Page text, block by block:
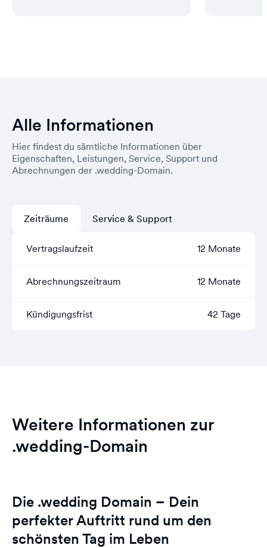
Alle Informationen
Hier findest du sämtliche Informationen über
Eigenschaften, Leistungen, Service, Support und
Abrechnungen der .wedding-Domain.
Zeiträume
Vertragslaufzeit 12 Monate
Abrechnungszeitraum 12 Monate
Kündigungsfrist 42 Tage
Service & Support
Weitere Informationen zur
.wedding-Domain
Die .wedding Domain – Dein
perfekter Auftritt rund um den
schönsten Tag im Leben